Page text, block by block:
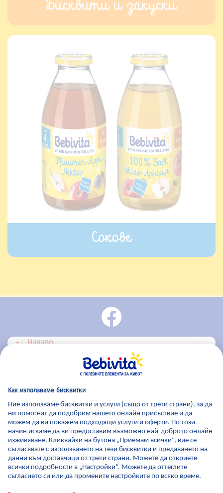
Бисквити и закуски
Сокове
Начало
Bebivita Продукти
Bebivita Център за съвети